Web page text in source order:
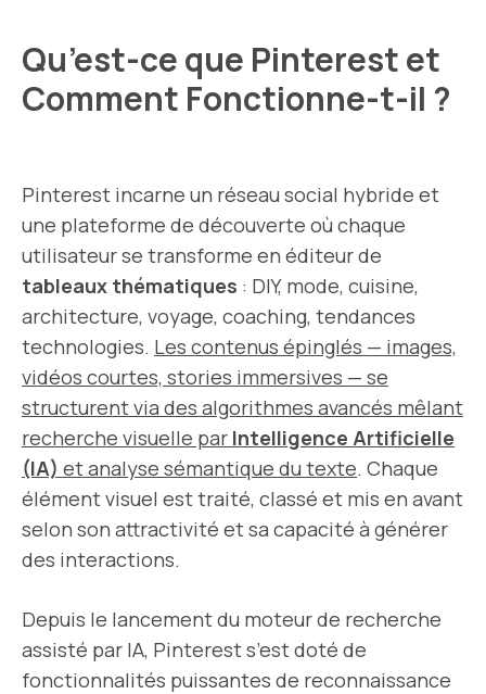
Qu’est-ce que Pinterest et
Comment Fonctionne-t-il ?
Pinterest incarne un réseau social hybride et
une plateforme de découverte où chaque
utilisateur se transforme en éditeur de
tableaux thématiques : DIY, mode, cuisine,
architecture, voyage, coaching, tendances
technologies. Les contenus épinglés — images,
vidéos courtes, stories immersives — se
structurent via des algorithmes avancés mêlant
recherche visuelle par Intelligence Artificielle
(IA) et analyse sémantique du texte. Chaque
élément visuel est traité, classé et mis en avant
selon son attractivité et sa capacité à générer
des interactions.
Depuis le lancement du moteur de recherche
assisté par IA, Pinterest s’est doté de
fonctionnalités puissantes de reconnaissance